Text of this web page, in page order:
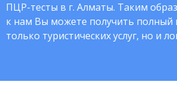
ПЦР-тесты в г. Алматы. Таким
к нам Вы можете получить полный
только туристических услуг, но и